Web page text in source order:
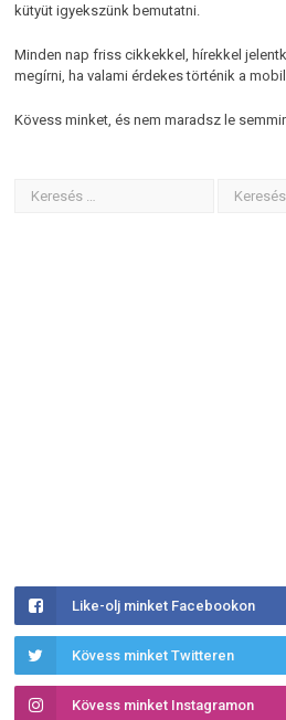
kütyüt igyekszünk bemutatni.
Minden nap friss cikkekkel, hírekkel
megírni, ha valami érdekes történik a
Kövess minket, és nem maradsz le
Like-olj minket Facebookon
Kövess minket Twitteren
Kövess minket Instagramon